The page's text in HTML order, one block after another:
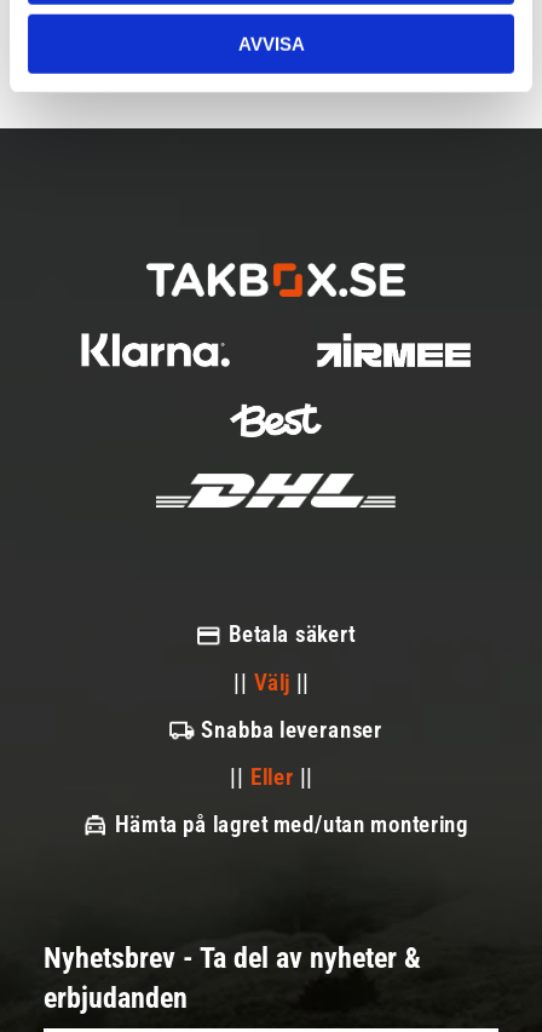
AVVISA
Betala säkert
|| Välj ||
Snabba leveranser
|| Eller ||
Hämta på lagret med/utan montering
Nyhetsbrev - Ta del av nyheter &
erbjudanden